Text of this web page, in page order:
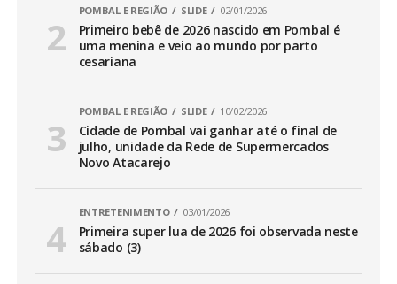
POMBAL E REGIÃO SLIDE 02/01/2026
Primeiro bebê de 2026 nascido em Pombal é
uma menina e veio ao mundo por parto
cesariana
POMBAL E REGIÃO SLIDE 10/02/2026
Cidade de Pombal vai ganhar até o final de
julho, unidade da Rede de Supermercados
Novo Atacarejo
ENTRETENIMENTO 03/01/2026
Primeira super lua de 2026 foi observada neste
sábado (3)